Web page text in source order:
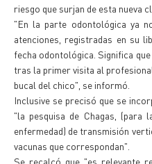
riesgo que surjan de esta nueva
"En la parte odontológica ya
atenciones, registradas en su
fecha odontológica. Significa
tras la primer visita al
bucal del chico", se informó.
Inclusive se precisó que se
"la pesquisa de Chagas, (para
enfermedad) de transmisión
vacunas que correspondan".
Se recalcó que "es relevante